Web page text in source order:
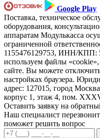
Google Play
Поставка, техническое
оборудования,
аппаратам Модулькасса
ограниченной
1155476129753, ИНН/КПП:
используем файлы
сайте. Вы можете
настройках браузера.
адрес: 127015, город
корпус 1, этаж 4, пом.
Оставить заявку на
Наш специалист
поможет решить вопрос